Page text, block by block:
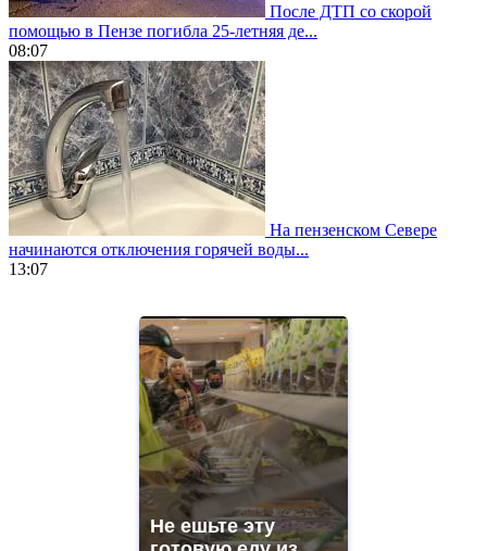
После ДТП со скорой
помощью в Пензе погибла 25-летняя де...
08:07
На пензенском Севере
начинаются отключения горячей воды...
13:07
https://gradewatches.to/
Не ешьте эту